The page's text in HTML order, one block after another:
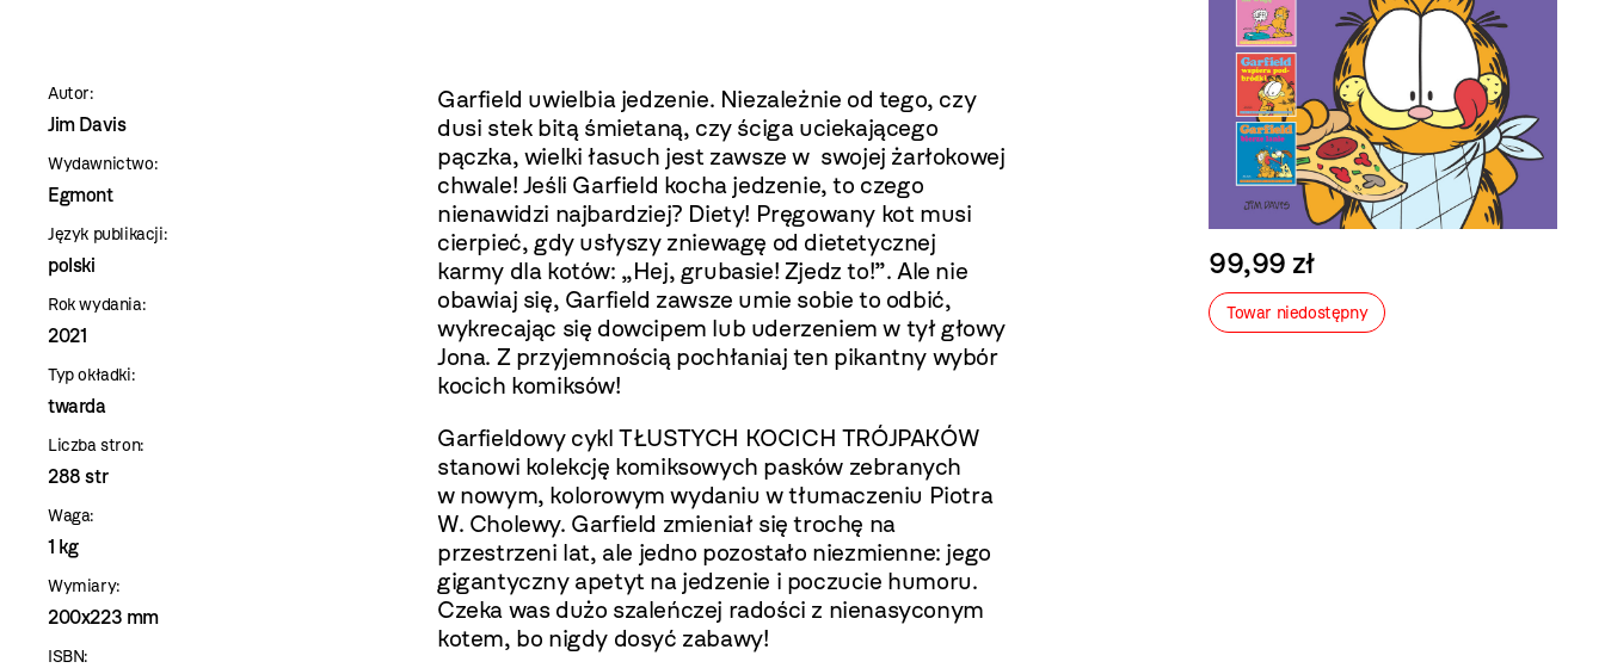
szczegóły
Autor:
Jim Davis
Wydawnictwo:
Egmont
Język publikacji:
polski
Rok wydania:
2021
Typ okładki:
twarda
Liczba stron:
288 str
Waga:
1 kg
Wymiary:
200x223 mm
ISBN:
Garfield uwielbia jedzenie. Niezależnie od tego, czy
dusi stek bitą śmietaną, czy ściga uciekającego
pączka, wielki łasuch jest zawsze w swojej żarłokowej
chwale! Jeśli Garfield kocha jedzenie, to czego
nienawidzi najbardziej? Diety! Pręgowany kot musi
cierpieć, gdy usłyszy zniewagę od dietetycznej
karmy dla kotów: „Hej, grubasie! Zjedz to!”. Ale nie
obawiaj się, Garfield zawsze umie sobie to odbić,
wykrecając się dowcipem lub uderzeniem w tył głowy
Jona. Z przyjemnością pochłaniaj ten pikantny wybór
kocich komiksów!
Garfieldowy cykl TŁUSTYCH KOCICH TRÓJPAKÓW
stanowi kolekcję komiksowych pasków zebranych
w nowym, kolorowym wydaniu w tłumaczeniu Piotra
W. Cholewy. Garfield zmieniał się trochę na
przestrzeni lat, ale jedno pozostało niezmienne: jego
gigantyczny apetyt na jedzenie i poczucie humoru.
Czeka was dużo szaleńczej radości z nienasyconym
kotem, bo nigdy dosyć zabawy!
99,99 zł
Towar niedostępny